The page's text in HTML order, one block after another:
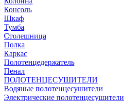
Консоль
Шкаф
Тумба
Столешница
Полка
Каркас
Полотенцедержатель
Пенал
ПОЛОТЕНЦЕСУШИТЕЛИ
Водяные полотенцесушители
Электрические полотенцесушители